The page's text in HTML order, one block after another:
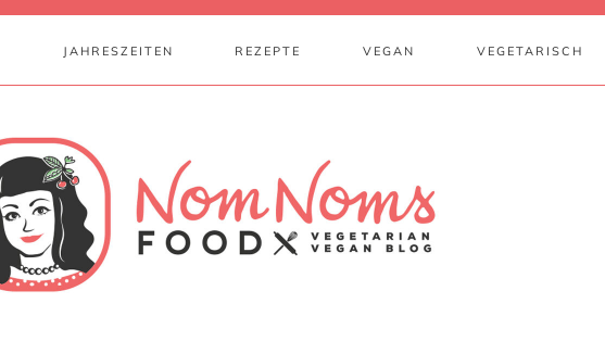
JAHRESZEITEN REZEPTE VEGAN VEGETARISCH